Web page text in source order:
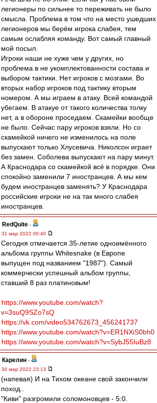
легионеры по сильнее то переживать не было
смысла. Проблема в том что на место ушедших
легионеров мы берём игрока слабея, тем
самым ослабляя команду. Вот самый главный
мой посыл.
Игроки наши не хуже чем у других, но
проблема в не укомплектованности состава и
выбором тактики. Нет игроков с мозгами. Во
вторых набор игроков под тактику вторым
номером. А мы играем в атаку. Всей командой
убегаем. В атакуе от такого количества толку
нет, а в обороне проседаем. Скамейки вообще
не было. Сейчас пару игроков взяли. Но со
скамейкой ничего не изменилось на поле
выпускают только Хлусевича. Николсон играет
без замен. Соболева выпускают на пару минут.
А Краснодара со скамейкой всё в порядке. Они
спокойно заменили 7 иностранцев. А мы кем
будем иностранцев заменять? У Краснодара
российские игроки не на так много слабея
иностранцев.
RedQuite -
31 мар 2022 00:40
Сегодня отмечается 35-летие одноимённого
альбома группы Whitesnake (в Европе
выпущен под названием "1987"). Самый
коммерчески успешный альбом группы,
ставший 8 раз платиновым!
https://www.youtube.com/watch?
v=3suQ9SZo7sQ
https://vk.com/video534762673_456241737
https://www.youtube.com/watch?v=ER1NXiS0bh0
https://www.youtube.com/watch?v=SybJ55IuBz8
Карелин -
30 мар 2022 23:13
(напевая) И на Тихом океане свой закончили
поход..
"Киви" разгромили соломоновцев - 5:0.